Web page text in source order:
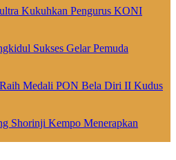
Kukuhkan Pengurus KONI
Sukses Gelar Pemuda
Medali PON Bela Diri II Kudus
Shorinji Kempo Menerapkan